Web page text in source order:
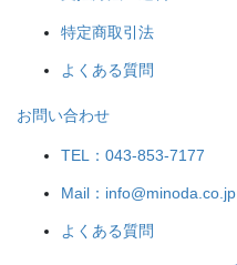
特定商取引法
よくある質問
お問い合わせ
TEL：043-853-7177
Mail：info@minoda.co.jp
よくある質問